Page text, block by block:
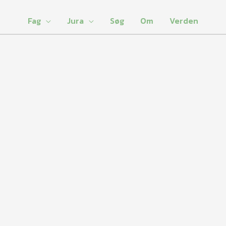
Fag Jura Søg Om Verden